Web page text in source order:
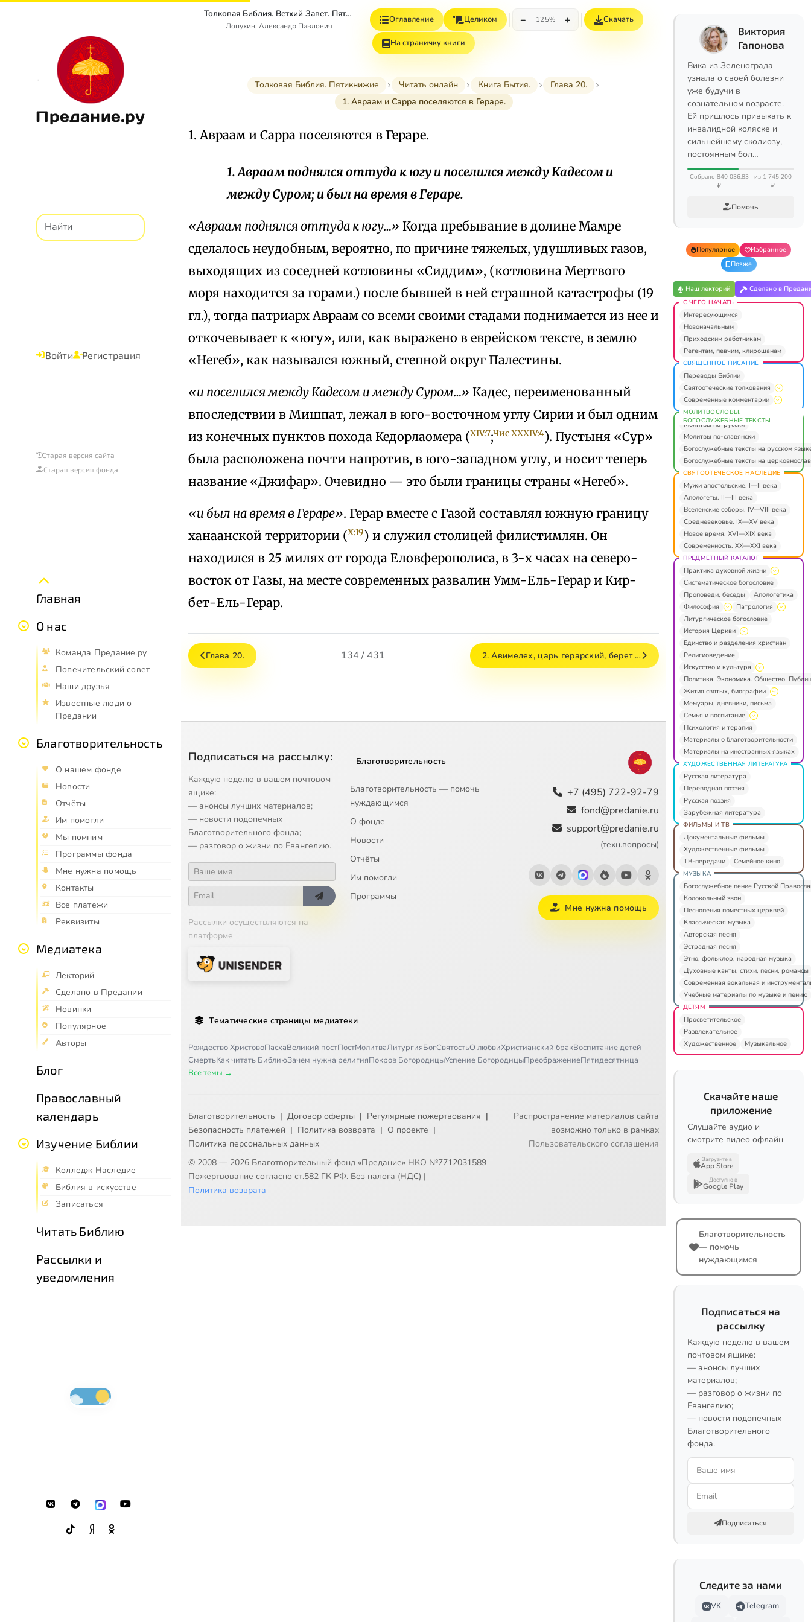
Предание.ру
Войти Регистрация
Старая версия сайта
Старая версия фонда
Главная
О нас
Команда Предание.ру
Попечительский совет
Наши друзья
Известные люди о
Предании
Благотворительность
О нашем фонде
Новости
Отчёты
Им помогли
Мы помним
Программы фонда
Мне нужна помощь
Контакты
Все платежи
Реквизиты
Медиатека
Лекторий
Сделано в Предании
Новинки
Популярное
Авторы
Блог
Православный
календарь
Изучение Библии
Колледж Наследие
Библия в искусстве
Записаться
Читать Библию
Рассылки и
уведомления
Толковая Библия. Ветхий Завет. Пятикнижие.
Лопухин, Александр Павлович
Оглавление Целиком − 125% + Скачать
На страничку книги
Толковая Библия. Пятикнижие Читать онлайн Книга Бытия.
Глава 20.
1. Авраам и Сарра поселяются в Гераре.
1. Авраам и Сарра поселяются в Гераре.
1. Авраам поднялся оттуда к югу и поселился между Кадесом и
между Суром; и был на время в Гepape.
«Авраам поднялся оттуда к югу…» Когда пребывание в долине Мамре
сделалось неудобным, вероятно, по причине тяжелых, удушливых газов,
выходящих из соседней котловины «Сиддим», (котловина Мертвого
моря находится за горами.) после бывшей в ней страшной катастрофы (19
гл.), тогда патриарх Авраам со всеми своими стадами поднимается из нее и
откочевывает к «югу», или, как выражено в еврейском тексте, в землю
«Негеб», как назывался южный, степной округ Палестины.
«и поселился между Кадесом и между Суром…» Кадес, переименованный
впоследствии в Мишпат, лежал в юго-восточном углу Сирии и был одним
из конечных пунктов похода Кедорлаомера (XIV:7;Чис XXXIV:4). Пустыня «Сур»
была расположена почти напротив, в юго-западном углу, и носит теперь
название «Джифар». Очевидно — это были границы страны «Негеб».
«и был на время в Гераре». Герар вместе с Газой составлял южную границу
ханаанской территории (X:19) и служил столицей филистимлян. Он
находился в 25 милях от города Еловферополиса, в 3-х часах на северо-
восток от Газы, на месте современных развалин Умм-Ель-Герар и Кир-
бет-Ель-Герар.
Глава 20. 134 / 431 2. Авимелех, царь герарский, берет …
Подписаться на рассылку:
Каждую неделю в вашем почтовом
ящике:
— анонсы лучших материалов;
— новости подопечных
Благотворительного фонда;
— разговор о жизни по Евангелию.
Рассылки осуществляются на
платформе
Благотворительность
Благотворительность — помочь
нуждающимся
О фонде
Новости
Отчёты
Им помогли
Программы
+7 (495) 722-92-79
fond@predanie.ru
support@predanie.ru
(техн.вопросы)
Мне нужна помощь
Тематические страницы медиатеки
Рождество ХристовоПасхаВеликий постПостМолитваЛитургияБогСвятостьО любвиХристианский бракВоспитание детей
СмертьКак читать БиблиюЗачем нужна религияПокров БогородицыУспение БогородицыПреображениеПятидесятница
Все темы →
Благотворительность | Договор оферты | Регулярные пожертвования |
Безопасность платежей | Политика возврата | О проекте |
Политика персональных данных
© 2008 — 2026 Благотворительный фонд «Предание» НКО №7712031589
Пожертвование согласно ст.582 ГК РФ. Без налога (НДС) |
Политика возврата
Распространение материалов сайта
возможно только в рамках
Пользовательского соглашения
Виктория
Гапонова
Вика из Зеленограда
узнала о своей болезни
уже будучи в
сознательном возрасте.
Ей пришлось привыкать к
инвалидной коляске и
сильнейшему сколиозу,
постоянным бол…
Собрано 840 036,83
₽
из 1 745 200
₽
Помочь
Популярное
Избранное
Позже
Наш лекторий Сделано в
С ЧЕГО НАЧАТЬ
Интересующимся
Новоначальным
Приходским работникам
Регентам, певчим, клирошанам
СВЯЩЕННОЕ ПИСАНИЕ
Переводы Библии
Святоотеческие толкования
Современные комментарии
МОЛИТВОСЛОВЫ.
БОГОСЛУЖЕБНЫЕ ТЕКСТЫ
Молитвы по-русски
Молитвы по-славянски
Богослужебные тексты на русском
Богослужебные тексты на
СВЯТООТЕЧЕСКОЕ НАСЛЕДИЕ
Мужи апостольские. I—II века
Апологеты. II—III века
Вселенские соборы. IV—VIII века
Средневековье. IX—XV века
Новое время. XVI—XIX века
Современность. XX—XXI века
ПРЕДМЕТНЫЙ КАТАЛОГ
Практика духовной жизни
Систематическое богословие
Проповеди, беседы
Апологетика
Философия
Патрология
Литургическое богословие
История Церкви
Единство и разделения христиан
Религиоведение
Искусство и культура
Политика. Экономика. Общество.
Жития святых, биографии
Мемуары, дневники, письма
Семья и воспитание
Психология и терапия
Материалы о благотворительности
Материалы на иностранных языках
ХУДОЖЕСТВЕННАЯ ЛИТЕРАТУРА
Русская литература
Переводная поэзия
Русская поэзия
Зарубежная литература
ФИЛЬМЫ И ТВ
Документальные фильмы
Художественные фильмы
ТВ-передачи
Семейное кино
МУЗЫКА
Богослужебное пение Русской
Колокольный звон
Песнопения поместных церквей
Классическая музыка
Авторская песня
Эстрадная песня
Этно, фольклор, народная музыка
Духовные канты, стихи, песни, романсы
Современная вокальная и
Учебные материалы по музыке и пению
ДЕТЯМ
Просветительское
Развлекательное
Художественное
Музыкальное
Скачайте наше
приложение
Слушайте аудио и
смотрите видео офлайн
Загрузите в
App Store
Доступно в
Google Play
Благотворительность
— помочь
нуждающимся
Подписаться на
рассылку
Каждую неделю в вашем
почтовом ящике:
— анонсы лучших
материалов;
— разговор о жизни по
Евангелию;
— новости подопечных
Благотворительного
фонда.
Подписаться
Следите за нами
VK
Telegram